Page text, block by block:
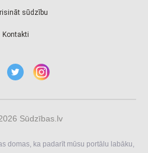
sūdzību
Kontakti
Sūdzības.lv
domas, ka padarīt mūsu portālu labāku,